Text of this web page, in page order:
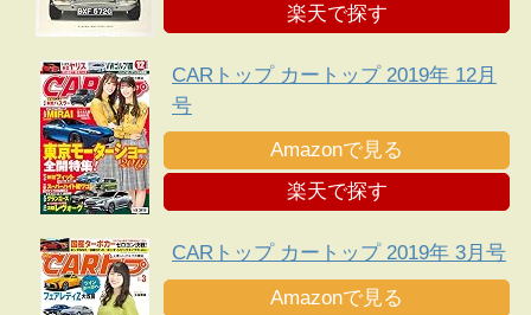
楽天で探す
CARトップ カートップ 2019年 12月
号
Amazonで見る
楽天で探す
CARトップ カートップ 2019年 3月号
Amazonで見る